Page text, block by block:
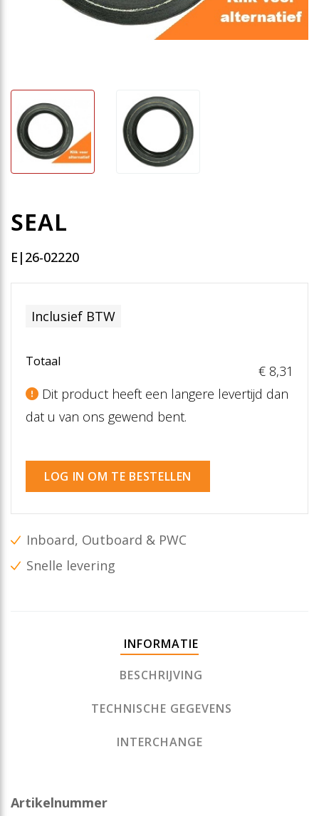
SEAL
E|26-02220
Inclusief BTW
Totaal
€ 8,31
Dit product heeft een langere levertijd dan
dat u van ons gewend bent.
LOG IN OM TE BESTELLEN
Inboard, Outboard & PWC
Snelle levering
INFORMATIE
BESCHRIJVING
TECHNISCHE GEGEVENS
INTERCHANGE
Artikelnummer